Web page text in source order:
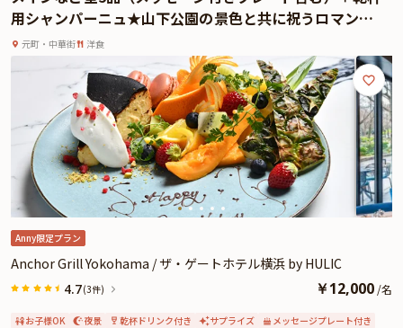
お問い合わせ
用シャンパーニュ★山下公園の景色と共に祝うロマンテ
ィックな記念日
元町・中華街 洋食
Anny限定プラン
Anchor Grill Yokohama / ザ・ゲートホテル横浜 by HULIC
4.7(3件) ￥12,000 /名
お子様OK 夜景 乾杯ドリンク付き サプライズ
メッセージプレート付き